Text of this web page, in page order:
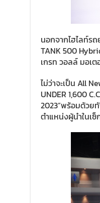
นอกจากไฮไลท์ร
TANK 500
เกรท วอลล์ มอเ
ไม่ว่าจะเป็น All
UNDER 1,600
2023”พร้อมด้วย
ตำแหน่งผู้นำในเ